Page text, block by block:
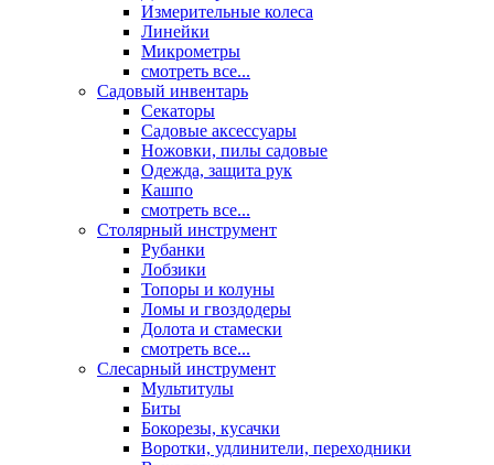
Измерительные колеса
Линейки
Микрометры
смотреть все...
Садовый инвентарь
Секаторы
Садовые аксессуары
Ножовки, пилы садовые
Одежда, защита рук
Кашпо
смотреть все...
Столярный инструмент
Рубанки
Лобзики
Топоры и колуны
Ломы и гвоздодеры
Долота и стамески
смотреть все...
Слесарный инструмент
Мультитулы
Биты
Бокорезы, кусачки
Воротки, удлинители, переходники